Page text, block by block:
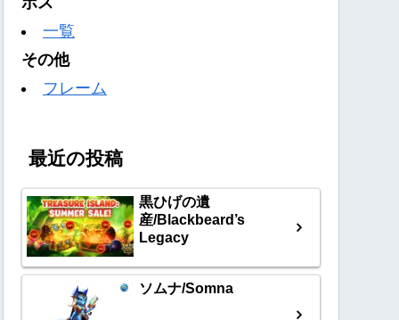
一覧
その他
フレーム
最近の投稿
黒ひげの遺
産/Blackbeard’s
Legacy
ソムナ/Somna